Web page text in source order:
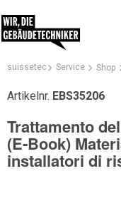
suissetec Service Shop
Artikelnr. EBS35206
Trattamento
(E-Book)
installatori di